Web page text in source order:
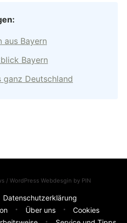
aus Bayern
Bayern
ganz Deutschland
/ WordPress Webdesgin by PIN
Datenschutzerklärung
Über uns
Cookies